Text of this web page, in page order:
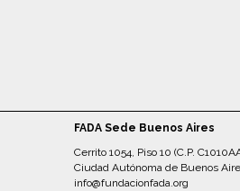
FADA Sede Buenos Aires
Cerrito 1054, Piso 10 (C.P.
Ciudad Autónoma de Buenos
info@fundacionfada.org